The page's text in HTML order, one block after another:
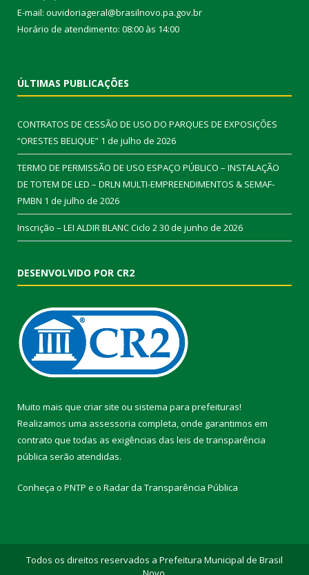
E-mail: ouvidoriageral@brasilnovo.pa.gov.br
Horário de atendimento: 08:00 às 14:00
ÚLTIMAS PUBLICAÇÕES
CONTRATOS DE CESSÃO DE USO DO PARQUES DE EXPOSIÇÕES
“ORESTES BELIQUE” 1 de julho de 2026
TERMO DE PERMISSÃO DE USO ESPAÇO PÚBLICO – INSTALAÇÃO
DE TOTEM DE LED – DRLN MULTI-EMPREENDIMENTOS & SEMAF-
PMBN 1 de julho de 2026
Inscrição – LEI ALDIR BLANC Ciclo 230 de junho de 2026
DESENVOLVIDO POR CR2
Muito mais que criar site ou sistema para prefeituras!
Realizamos uma assessoria completa, onde garantimos em
contrato que todas as exigências das leis de transparência
pública serão atendidas.
Conheça o PNTP e o Radar da Transparência Pública
Todos os direitos reservados a Prefeitura Municipal de Brasil